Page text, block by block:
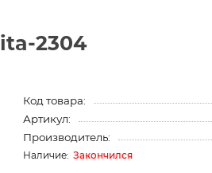
2304
Код товара:
Артикул:
Производитель:
Закончился